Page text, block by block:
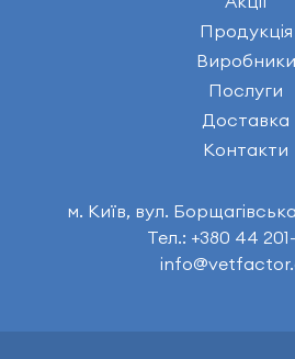
Продукція
Виробники
Послуги
Доставка
Контакти
м. Київ, вул.
Тел.: +380 44